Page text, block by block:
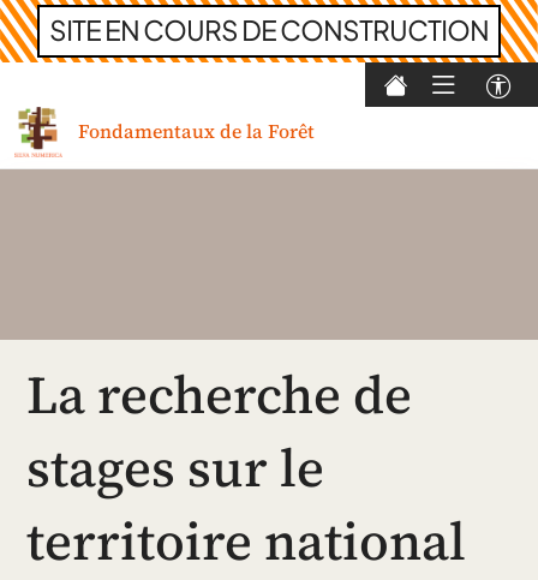
SITE EN COURS DE CONSTRUCTION
to
contentFondamentaux de la Forêt
La recherche de
stages sur le
territoire national